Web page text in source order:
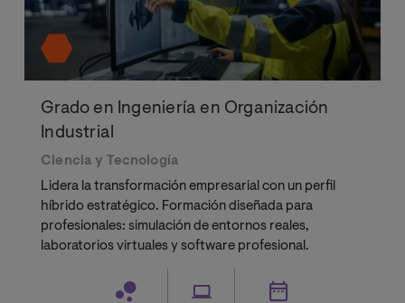
Grado en Ingeniería en Organización
Industrial
Ciencia y Tecnología
Lidera la transformación empresarial con un perfil
híbrido estratégico. Formación diseñada para
profesionales: simulación de entornos reales,
laboratorios virtuales y software profesional.